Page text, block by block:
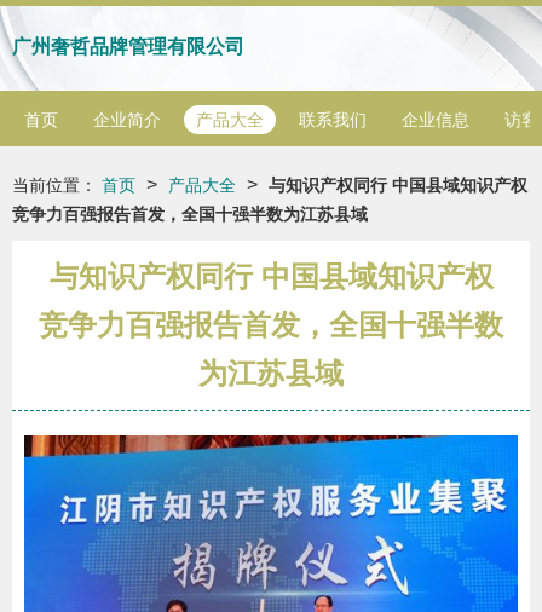
广州奢哲品牌管理有限公司
首页 企业简介 产品大全 联系我们 企业信息 访客
当前位置： 首页 > 产品大全 > 与知识产权同行 中国县域知识产权
竞争力百强报告首发，全国十强半数为江苏县域
与知识产权同行 中国县域知识产权
竞争力百强报告首发，全国十强半数
为江苏县域